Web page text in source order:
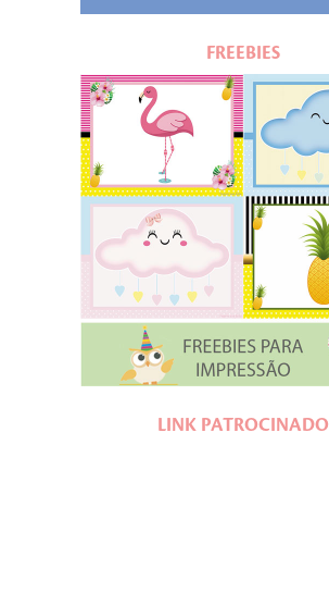
FREEBIES
LINK PATROCINADO